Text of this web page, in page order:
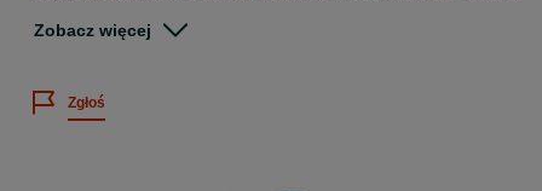
Manetki: Shimano Altus ST-EF505 3x7
Pedały: PF-830A
Rozmiar kół: 27,5"
Zobacz więcej
Zgłoś